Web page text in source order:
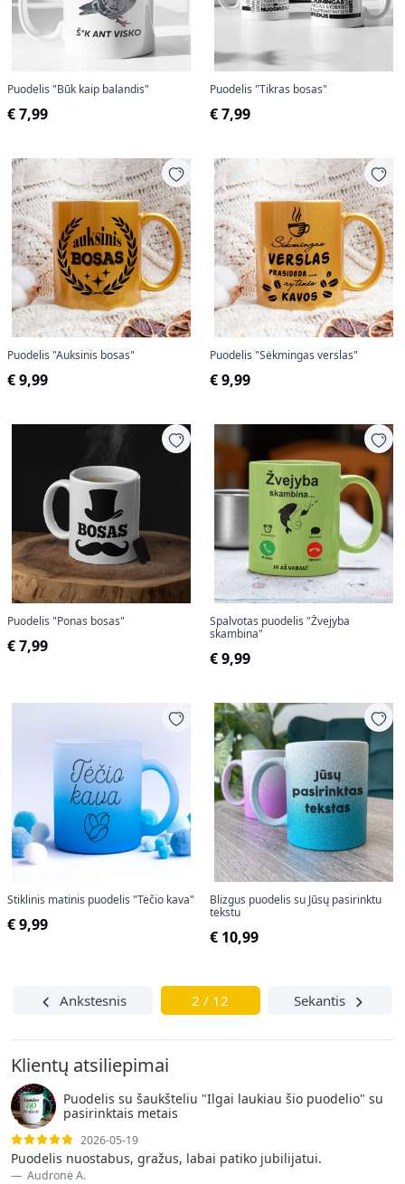
Klientų atsiliepimai
Puodelis su šaukšteliu "Ilgai laukiau šio puodelio" su
pasirinktais metais
2026-05-19
Puodelis nuostabus, gražus, labai patiko jubilijatui.
Audronė A.
Puodelis "Būk kaip balandis"
€ 7,99
Puodelis "Tikras bosas"
€ 7,99
Puodelis "Auksinis bosas"
€ 9,99
Puodelis "Sėkmingas verslas"
€ 9,99
Puodelis "Ponas bosas"
€ 7,99
Spalvotas puodelis "Žvejyba
skambina"
€ 9,99
Stiklinis matinis puodelis "Tėčio kava"
€ 9,99
Blizgus puodelis su Jūsų pasirinktu
tekstu
€ 10,99
Ankstesnis 2 / 12 Sekantis